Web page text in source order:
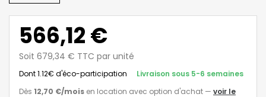
566,12 €
Soit 679,34 € TTC par unité
Dont 1.12€ d'éco-participation
Livraison sous 5-6 semaines
Dès 12,70 €/mois en location avec option d'achat — voir le